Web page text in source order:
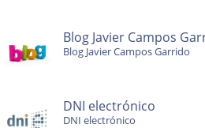
Blog Javier Campos
Blog Javier Campos Garrido
DNI electrónico
DNI electrónico